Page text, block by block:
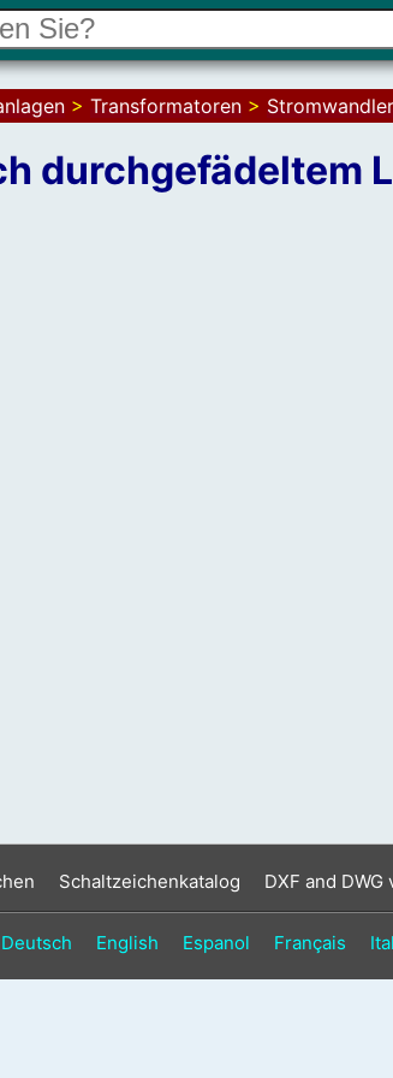
> Transformatoren > Stromwandler
durchgefädeltem
Schaltzeichenkatalog DXF and DWG
Deutsch English Espanol Français